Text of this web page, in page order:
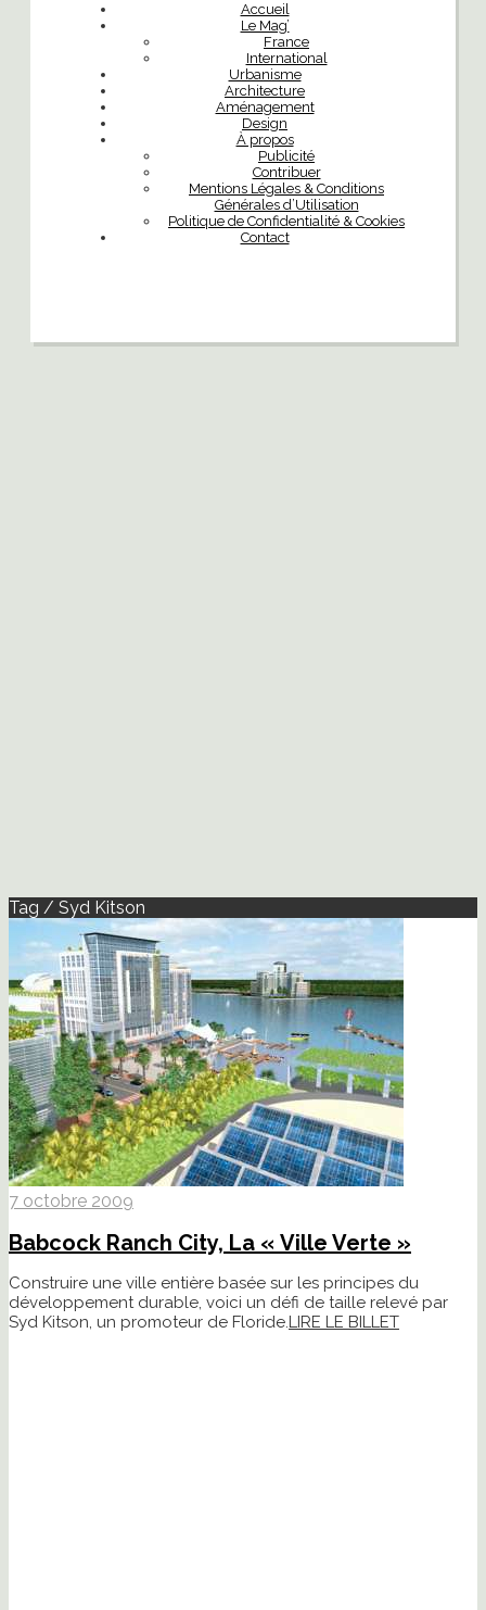
Accueil
Le Mag’
France
International
Urbanisme
Architecture
Aménagement
Design
À propos
Publicité
Contribuer
Mentions Légales & Conditions
Générales d’Utilisation
Politique de Confidentialité & Cookies
Contact
Tag / Syd Kitson
7 octobre 2009
Babcock Ranch City, La « Ville Verte »
Construire une ville entière basée sur les principes du
développement durable, voici un défi de taille relevé par
Syd Kitson, un promoteur de Floride.LIRE LE BILLET